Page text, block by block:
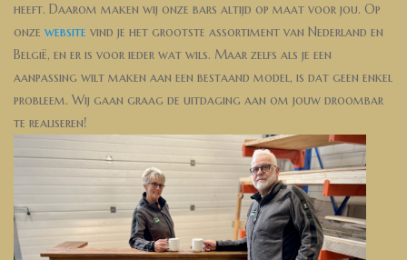
heeft. Daarom maken wij onze bars altijd op maat voor jou. Op
onze website vind je het grootste assortiment van Nederland en
België, en er is voor ieder wat wils. Maar zelfs als je een
aanpassing wilt maken aan een bestaand model, is dat geen enkel
probleem. Wij gaan graag de uitdaging aan om jouw droombar
te realiseren!